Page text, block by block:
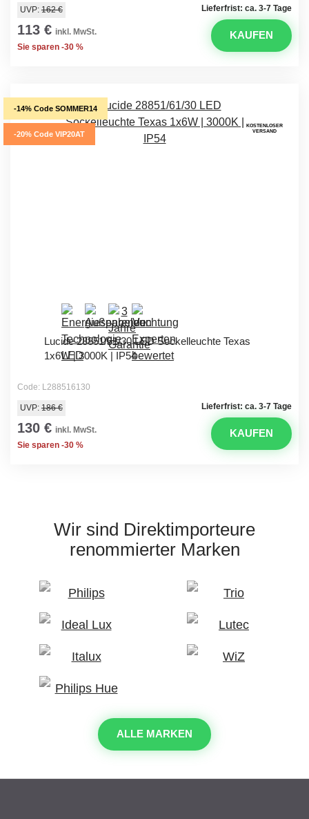
Lieferfrist: ca. 3-7 Tage
UVP: 162 €
113 € inkl. MwSt.
Sie sparen -30 %
KAUFEN
-14% Code SOMMER14
-20% Code VIP20AT
KOSTENLOSER
VERSAND
Lucide 28851/61/30 LED Sockelleuchte Texas
1x6W | 3000K | IP54
Code: L288516130
Lieferfrist: ca. 3-7 Tage
UVP: 186 €
130 € inkl. MwSt.
Sie sparen -30 %
KAUFEN
Wir sind Direktimporteure
renommierter Marken
ALLE MARKEN